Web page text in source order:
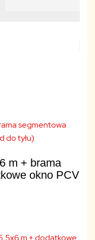
m + brama
okno PCV